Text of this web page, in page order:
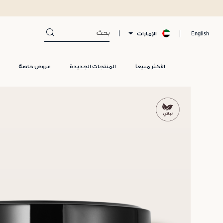
English الإمارات
الأكثر مبيعاً المنتجات الجديدة عروض خاصة